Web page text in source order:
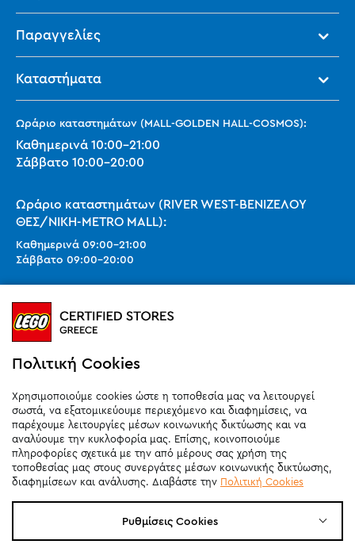
Παραγγελίες
Καταστήματα
Ωράριο καταστημάτων (MALL-GOLDEN HALL-COSMOS):
Καθημερινά 10:00-21:00
Σάββατο 10:00-20:00
Ωράριο καταστημάτων (RIVER WEST-ΒΕΝΙΖΕΛΟΥ
ΘΕΣ/ΝΙΚΗ-METRO MALL):
Καθημερινά 09:00-21:00
Σάββατο 09:00-20:00
Ωράριο καταστημάτων (SMART PARK):
Καθημερινά10:00-21:00
Σάββατο09:00
Κυριακή 11:00-20:00 (έως 25/10)
orders@legostoregreece.gr
Αρ.Γ.Ε.ΜΗ: 084878102000
Πολιτική Cookies
Χρησιμοποιούμε cookies ώστε η τοποθεσία μας να λειτουργεί
σωστά, να εξατομικεύουμε περιεχόμενο και διαφημίσεις, να
παρέχουμε λειτουργίες μέσων κοινωνικής δικτύωσης και να
αναλύουμε την κυκλοφορία μας. Επίσης, κοινοποιούμε
πληροφορίες σχετικά με την από μέρους σας χρήση της
τοποθεσίας μας στους συνεργάτες μέσων κοινωνικής δικτύωσης,
διαφημίσεων και ανάλυσης. Διαβάστε την Πολιτική Cookies
Ρυθμίσεις Cookies